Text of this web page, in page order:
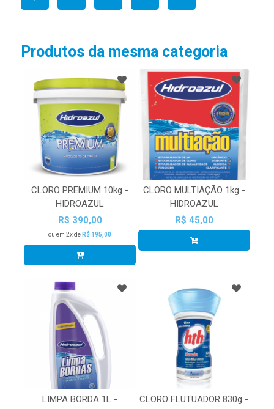
Produtos da mesma categoria
CLORO PREMIUM 10kg -
HIDROAZUL
R$ 390,00
ou em 2x de R$ 195,00
CLORO MULTIAÇÃO 1kg -
HIDROAZUL
R$ 45,00
LIMPA BORDA 1L -
CLORO FLUTUADOR 830g -